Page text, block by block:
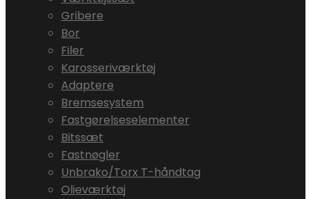
Gribere
Bor
Filer
Karosseriværktøj
Adaptere
Bremsesystem
Fastgørelseselementer
Bitssæt
Fastnøgler
Unbrako/Torx T-håndtag
Olieværktøj